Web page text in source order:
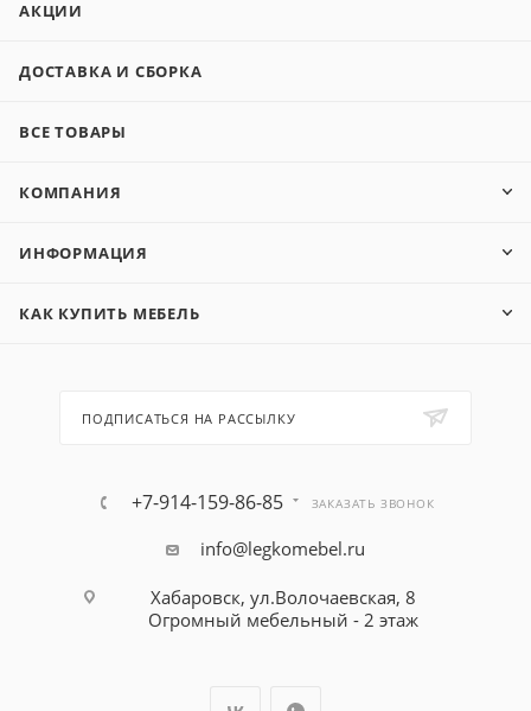
АКЦИИ
ДОСТАВКА И СБОРКА
ВСЕ ТОВАРЫ
КОМПАНИЯ
ИНФОРМАЦИЯ
КАК КУПИТЬ МЕБЕЛЬ
ПОДПИСАТЬСЯ НА РАССЫЛКУ
+7-914-159-86-85 ЗАКАЗАТЬ ЗВОНОК
info@legkomebel.ru
Хабаровск, ул.Волочаевская, 8
Огромный мебельный - 2 этаж